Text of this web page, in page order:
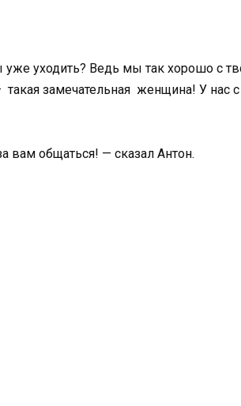
уходить? Ведь мы так хорошо с
замечательная женщина! У нас
вам общаться! — сказал Антон.